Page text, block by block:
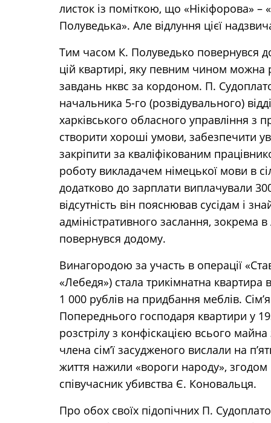
листок із поміткою, що «Нікіфорова» –
Полуведька». Але відлуння цієї
Тим часом К. Полуведько повернувся
цій квартирі, яку певним чином можна
завдань нквс за кордоном. П.
начальника 5-го (розвідувального)
харківського обласного управління з
створити хороші умови, забезпечити
закріпити за кваліфікованим
роботу викладачем німецької мови в
додатково до зарплати виплачували
відсутність він пояснював сусідам і
адміністративного заслання, зокрема в
повернувся додому.
Винагородою за участь в операції
«Лебедя») стала трикімнатна квартира
1 000 рублів на придбання меблів.
Попереднього господаря квартири у
розстрілу з конфіскацією всього
члена сім’ї засудженого вислали на
життя нажили «вороги народу», згодом
співучасник убивства Є. Коновальця.
Про обох своїх підопічних П.